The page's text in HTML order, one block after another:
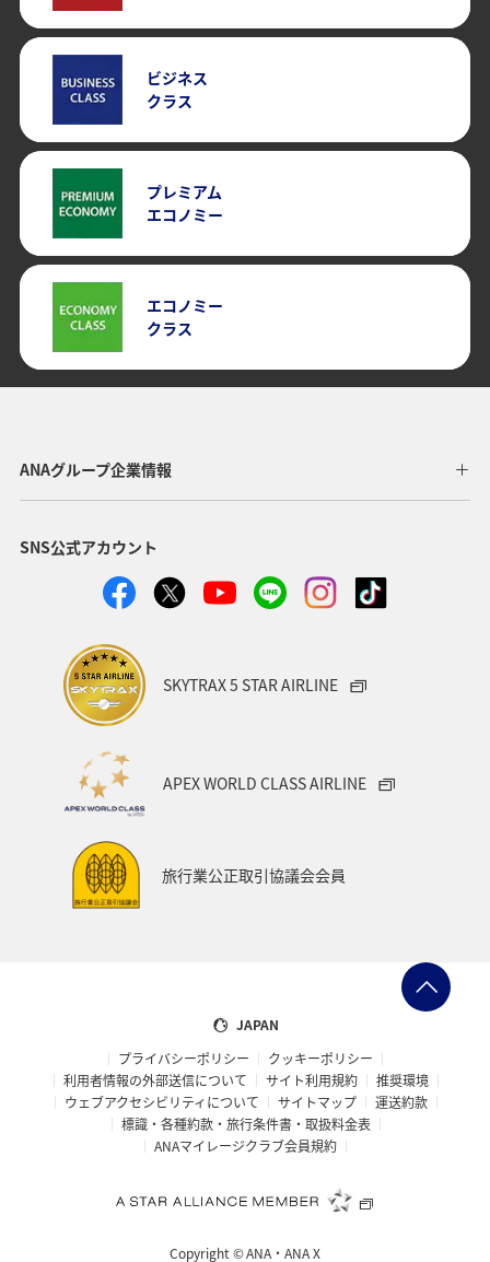
ビジネス
クラス
プレミアム
エコノミー
エコノミー
クラス
ANAグループ企業情報
SNS公式アカウント
SKYTRAX 5 STAR AIRLINE
APEX WORLD CLASS AIRLINE
旅行業公正取引協議会会員
JAPAN
プライバシーポリシー
クッキーポリシー
利用者情報の外部送信について
サイト利用規約
推奨環境
ウェブアクセシビリティについて
サイトマップ
運送約款
標識・各種約款・旅行条件書・取扱料金表
ANAマイレージクラブ会員規約
Copyright ©ANA・ANA X